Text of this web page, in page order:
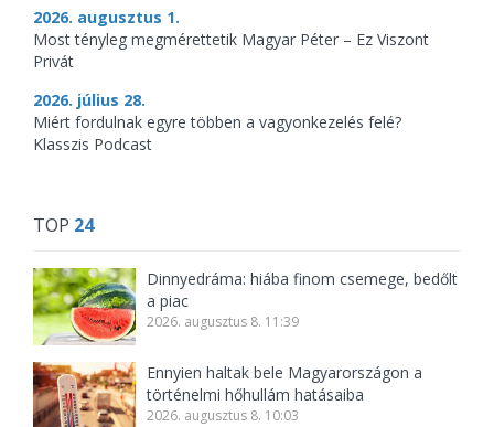
2026. augusztus 1.
Most tényleg megmérettetik Magyar Péter – Ez Viszont
Privát
2026. július 28.
Miért fordulnak egyre többen a vagyonkezelés felé?
Klasszis Podcast
TOP 24
Dinnyedráma: hiába finom csemege, bedőlt
a piac
2026. augusztus 8. 11:39
Ennyien haltak bele Magyarországon a
történelmi hőhullám hatásaiba
2026. augusztus 8. 10:03